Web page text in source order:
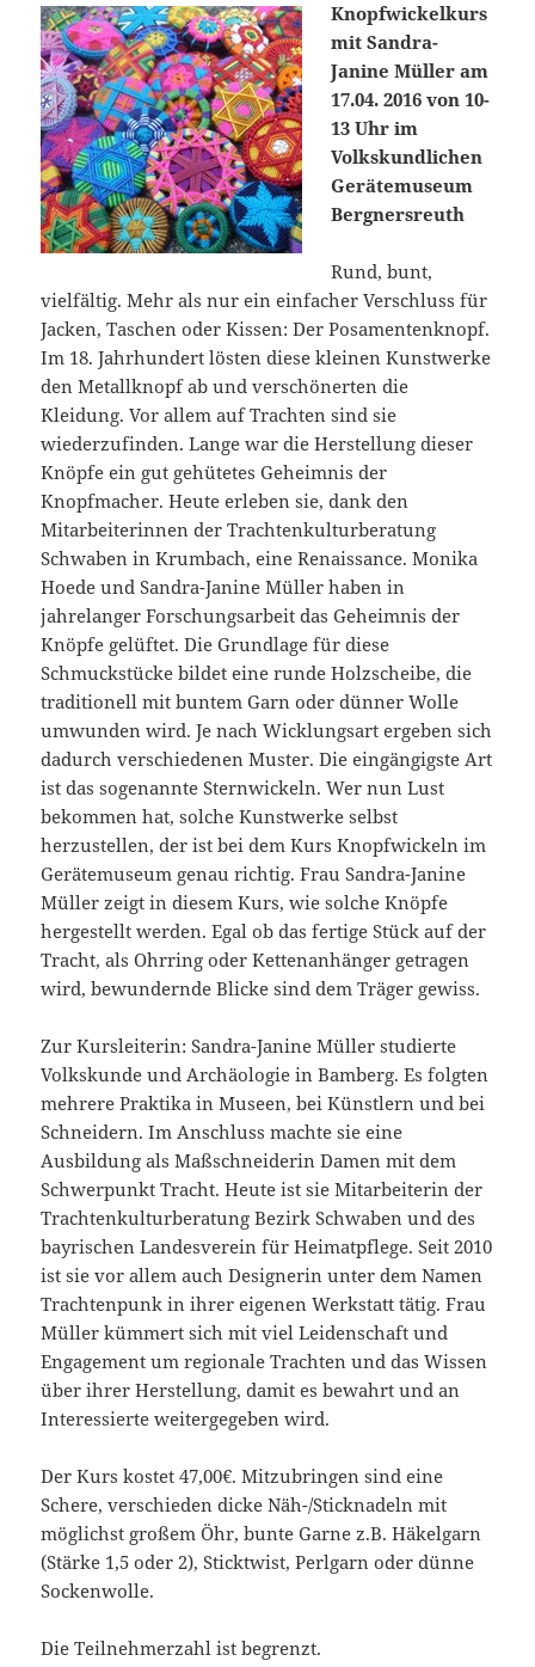
Knopfwickelkurs
mit Sandra-
Janine Müller am
17.04. 2016 von 10-
13 Uhr im
Volkskundlichen
Gerätemuseum
Bergnersreuth
Rund, bunt,
vielfältig. Mehr als nur ein einfacher Verschluss für
Jacken, Taschen oder Kissen: Der Posamentenknopf.
Im 18. Jahrhundert lösten diese kleinen Kunstwerke
den Metallknopf ab und verschönerten die
Kleidung. Vor allem auf Trachten sind sie
wiederzufinden. Lange war die Herstellung dieser
Knöpfe ein gut gehütetes Geheimnis der
Knopfmacher. Heute erleben sie, dank den
Mitarbeiterinnen der Trachtenkulturberatung
Schwaben in Krumbach, eine Renaissance. Monika
Hoede und Sandra-Janine Müller haben in
jahrelanger Forschungsarbeit das Geheimnis der
Knöpfe gelüftet. Die Grundlage für diese
Schmuckstücke bildet eine runde Holzscheibe, die
traditionell mit buntem Garn oder dünner Wolle
umwunden wird. Je nach Wicklungsart ergeben sich
dadurch verschiedenen Muster. Die eingängigste Art
ist das sogenannte Sternwickeln. Wer nun Lust
bekommen hat, solche Kunstwerke selbst
herzustellen, der ist bei dem Kurs Knopfwickeln im
Gerätemuseum genau richtig. Frau Sandra-Janine
Müller zeigt in diesem Kurs, wie solche Knöpfe
hergestellt werden. Egal ob das fertige Stück auf der
Tracht, als Ohrring oder Kettenanhänger getragen
wird, bewundernde Blicke sind dem Träger gewiss.
Zur Kursleiterin: Sandra-Janine Müller studierte
Volkskunde und Archäologie in Bamberg. Es folgten
mehrere Praktika in Museen, bei Künstlern und bei
Schneidern. Im Anschluss machte sie eine
Ausbildung als Maßschneiderin Damen mit dem
Schwerpunkt Tracht. Heute ist sie Mitarbeiterin der
Trachtenkulturberatung Bezirk Schwaben und des
bayrischen Landesverein für Heimatpflege. Seit 2010
ist sie vor allem auch Designerin unter dem Namen
Trachtenpunk in ihrer eigenen Werkstatt tätig. Frau
Müller kümmert sich mit viel Leidenschaft und
Engagement um regionale Trachten und das Wissen
über ihrer Herstellung, damit es bewahrt und an
Interessierte weitergegeben wird.
Der Kurs kostet 47,00€. Mitzubringen sind eine
Schere, verschieden dicke Näh-/Sticknadeln mit
möglichst großem Öhr, bunte Garne z.B. Häkelgarn
(Stärke 1,5 oder 2), Sticktwist, Perlgarn oder dünne
Sockenwolle.
Die Teilnehmerzahl ist begrenzt.